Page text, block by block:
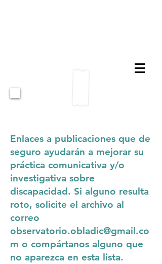
Enlaces a publicaciones que de
seguro ayudarán a mejorar su
práctica comunicativa y/o
investigativa sobre
discapacidad. Si alguno resulta
roto, solicite el archivo al
correo
observatorio.obladic@gmail.co
m o compártanos alguno que
no aparezca en esta lista.